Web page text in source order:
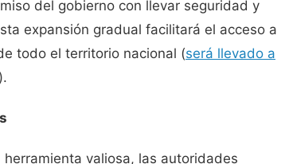
del gobierno con llevar seguridad y
expansión gradual facilitará el acceso a
todo el territorio nacional (será llevado a
).
valiosa, las autoridades